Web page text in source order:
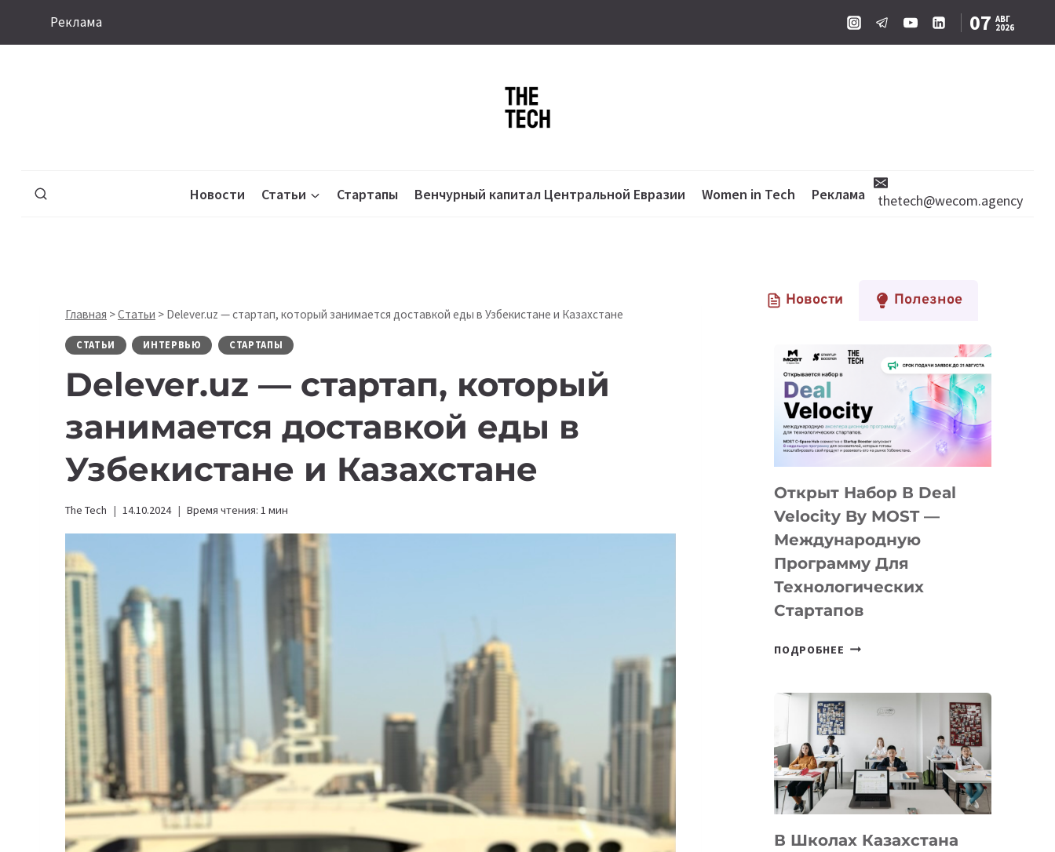
Реклама 07 АВГ
2026
Новости Статьи Стартапы Венчурный капитал Центральной Евразии Women in Tech Реклама thetech@wecom.agency
Главная >Статьи > Delever.uz — стартап, который занимается доставкой еды в Узбекистане и Казахстане
СТАТЬИ ИНТЕРВЬЮ СТАРТАПЫ
Delever.uz — стартап, который
занимается доставкой еды в
Узбекистане и Казахстане
The Tech 14.10.2024 Время чтения: 1 мин
Новости Полезное
Открыт Набор В Deal
Velocity By MOST —
Международную
Программу Для
Технологических
Стартапов
ПОДРОБНЕЕ ОТКРЫТ
DEAL
VELOCITY
MOST
—
МЕЖДУНАРОДНУЮ
ДЛЯ
В Школах Казахстана